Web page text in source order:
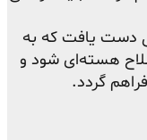
دست یافت که به
هسته‌ای شود و
گردد.